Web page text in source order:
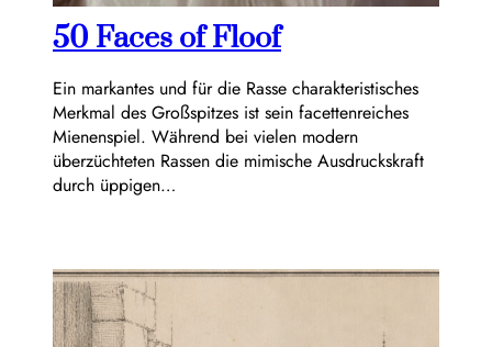
50 Faces of Floof
Ein markantes und für die Rasse charakteristisches
Merkmal des Großspitzes ist sein facettenreiches
Mienenspiel. Während bei vielen modern
überzüchteten Rassen die mimische Ausdruckskraft
durch üppigen…